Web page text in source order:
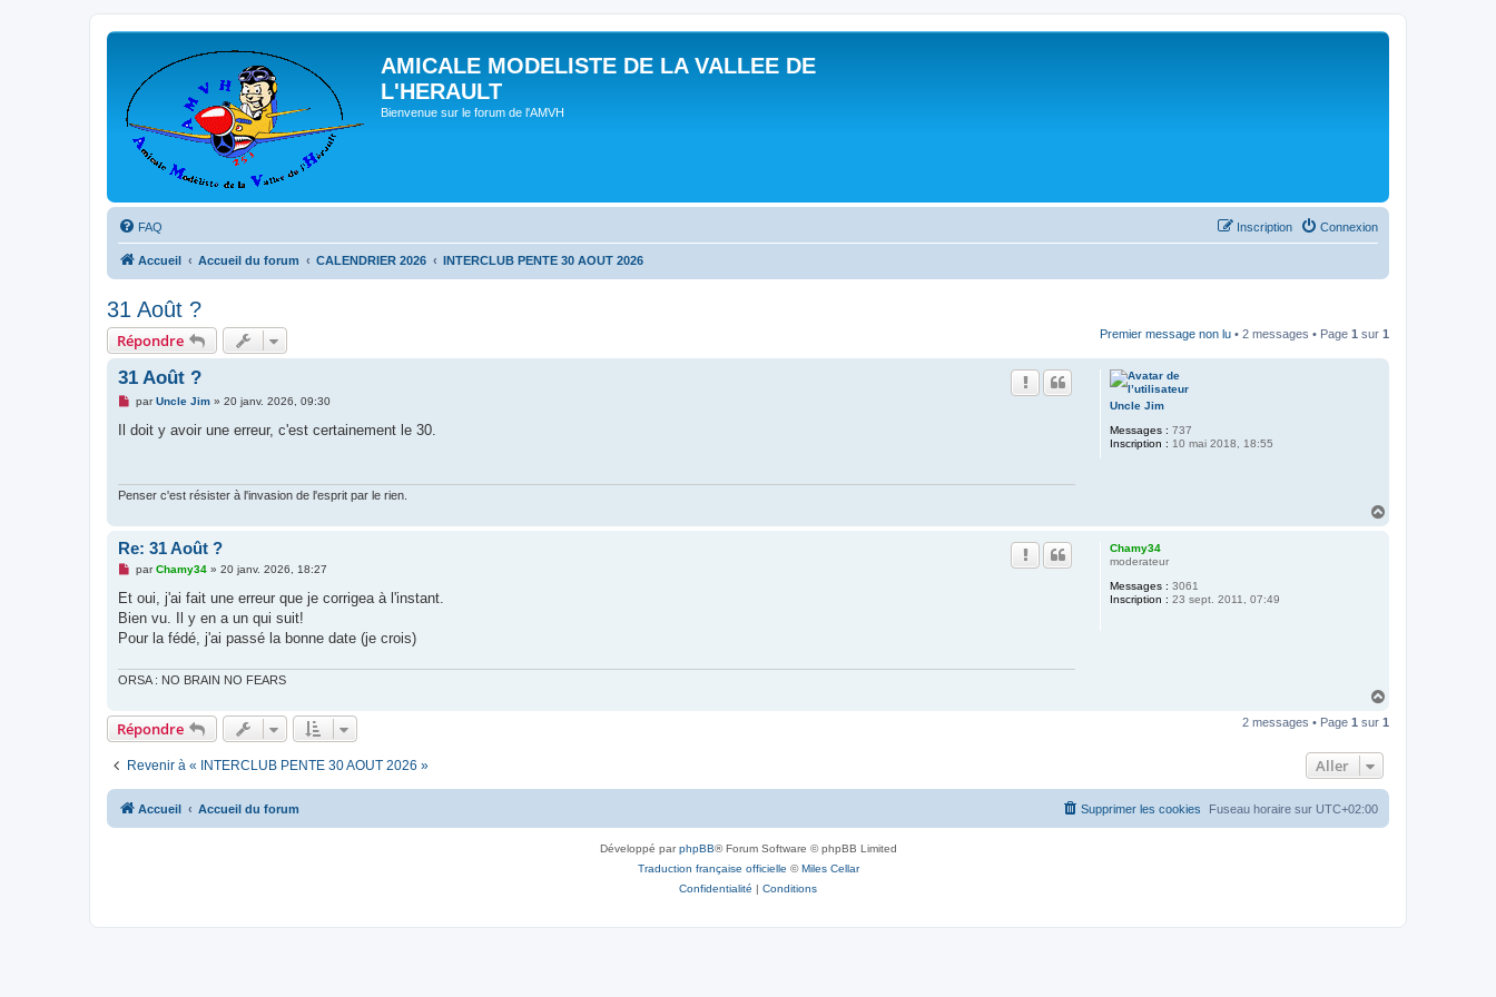
AMICALE MODELISTE DE LA VALLEE DE
L'HERAULT
Bienvenue sur le forum de l'AMVH
FAQ Connexion
Inscription
Accueil Accueil du forum CALENDRIER 2026 INTERCLUB PENTE 30 AOUT 2026
31 Août ?
Répondre Premier message non lu • 2 messages • Page 1 sur 1
Uncle Jim
Messages : 737
Inscription : 10 mai 2018, 18:55
31 Août ?
M
s
n
u
parUncle Jim» 20 janv. 2026, 09:30
Il doit y avoir une erreur, c'est certainement le 30.
Penser c'est résister à l'invasion de l'esprit par le rien.
Chamy34
moderateur
Messages : 3061
Inscription : 23 sept. 2011, 07:49
Re: 31 Août ?
M
s
a
g
o
n
u
parChamy34» 20 janv. 2026, 18:27
Et oui, j'ai fait une erreur que je corrigea à l'instant.
Bien vu. Il y en a un qui suit!
Pour la fédé, j'ai passé la bonne date (je crois)
ORSA : NO BRAIN NO FEARS
u
Répondre 2 messages • Page 1 sur 1
Revenir à « INTERCLUB PENTE 30 AOUT 2026 » Aller
Accueil Accueil du forum Fuseau horaire sur UTC+02:00
Supprimer les cookies
Développé parphpBB® Forum Software © phpBB Limited
Traduction française officielle ©Miles Cellar
Confidentialité | Conditions